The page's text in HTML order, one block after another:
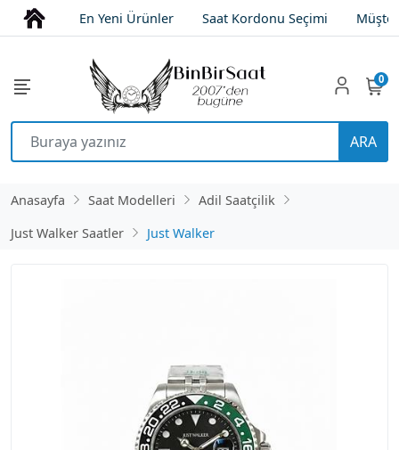
En Yeni Ürünler Saat Kordonu Seçimi
ARA
0
Anasayfa Saat Modelleri
Adil Saatçilik
Just Walker Saatler
Just Walker